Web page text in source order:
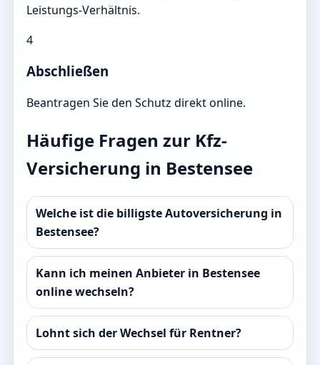
Leistungs-Verhältnis.
4
Abschließen
Beantragen Sie den Schutz direkt online.
Häufige Fragen zur Kfz-
Versicherung in Bestensee
Welche ist die billigste Autoversicherung in
Bestensee?
Kann ich meinen Anbieter in Bestensee
online wechseln?
Lohnt sich der Wechsel für Rentner?